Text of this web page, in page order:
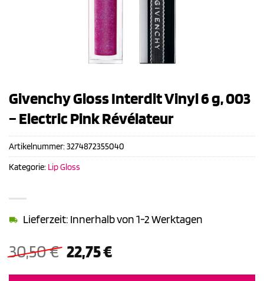
Givenchy Gloss Interdit Vinyl 6 g, 003
– Electric Pink Révélateur
30,50€ Ursprünglicher
22,75€Aktueller
Lieferzeit: Innerhalb von 1-2 Werktagen
Artikelnummer: 3274872355040
Kategorie: Lip Gloss